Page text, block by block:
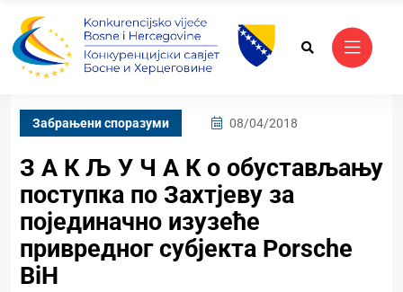
Забрањени споразуми 08/04/2018
З А К Љ У Ч А К о обустављању
поступка по Захтјеву за
појединачно изузеће
привредног субјекта Porsche
BiH